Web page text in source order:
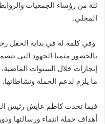
ثلة من رؤساء الجمعيات
المحلي.
وفي كلمة له في بداية الحفل
بالحضور مثمنا الجهود التي
إنجازات خلال السنوات
ما يلزم لدعم الحملة ونشاطاتها.
فيما تحدث كاظم عايش رئيس
أهداف حملة انتماء ورسالتها